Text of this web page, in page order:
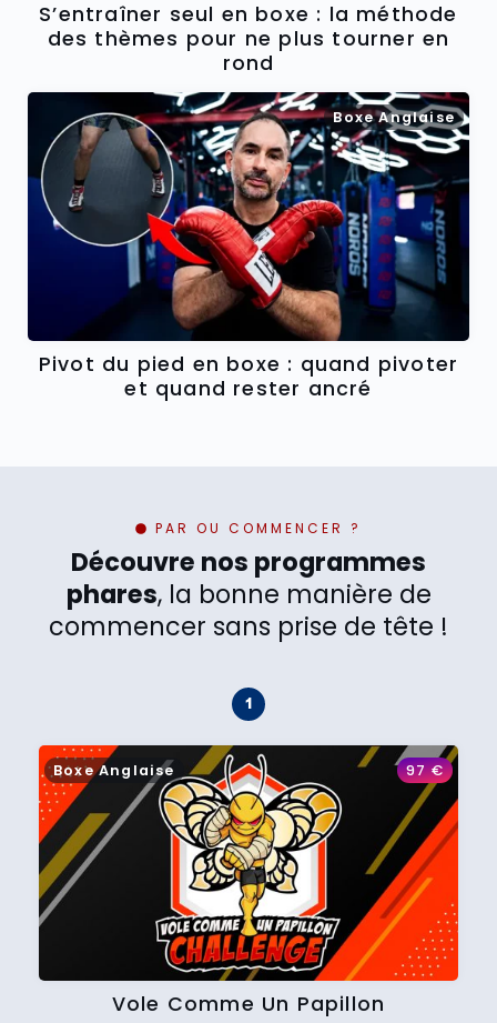
S’entraîner seul en boxe : la méthode
des thèmes pour ne plus tourner en
rond
Boxe Anglaise
Pivot du pied en boxe : quand pivoter
et quand rester ancré
PAR OU COMMENCER ?
Découvre nos programmes
phares, la bonne manière de
commencer sans prise de tête !
Boxe Anglaise 97€
Vole Comme Un Papillon